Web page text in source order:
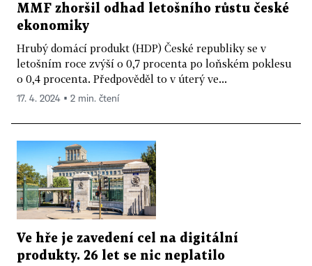
MMF zhoršil odhad letošního růstu české
ekonomiky
Hrubý domácí produkt (HDP) České republiky se v
letošním roce zvýší o 0,7 procenta po loňském poklesu
o 0,4 procenta. Předpověděl to v úterý ve...
17. 4. 2024 ▪ 2 min. čtení
Ve hře je zavedení cel na digitální
produkty. 26 let se nic neplatilo